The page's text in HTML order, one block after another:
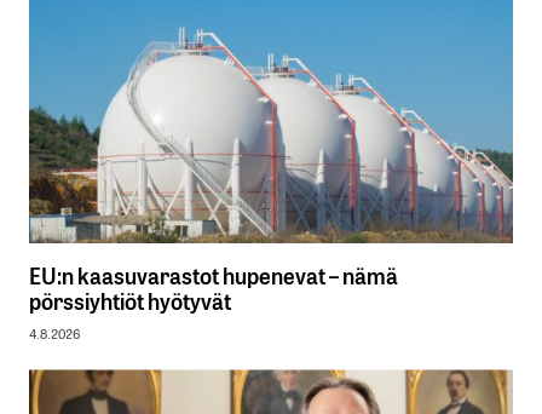
EU:n kaasuvarastot hupenevat – nämä
pörssiyhtiöt hyötyvät
4.8.2026